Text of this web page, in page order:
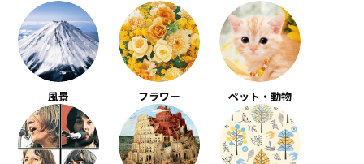
風景 フラワー ペット・動物